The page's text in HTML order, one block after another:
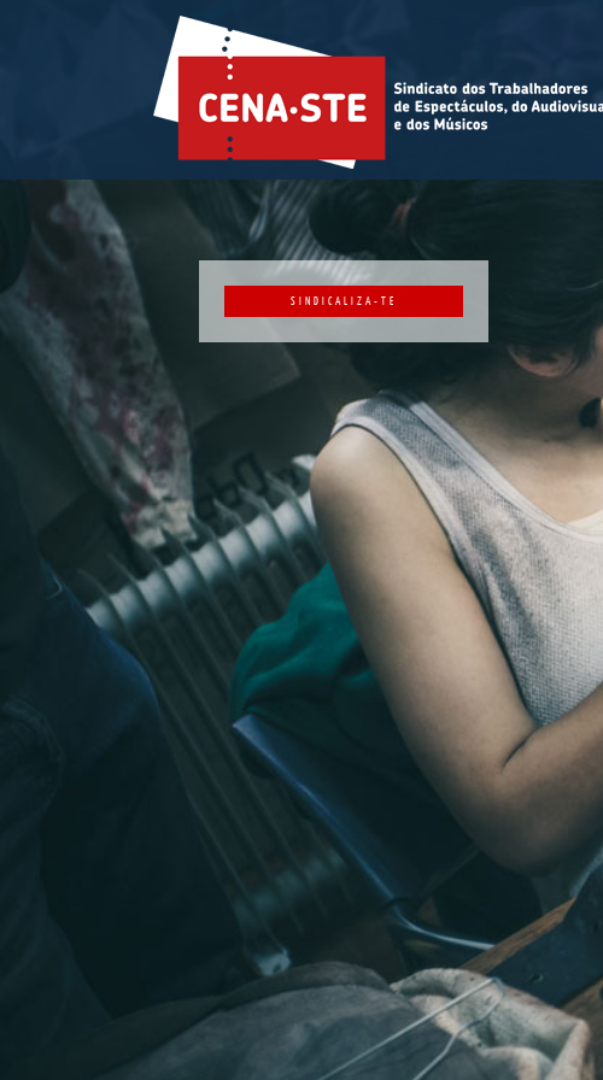
SINDICALIZA-TE